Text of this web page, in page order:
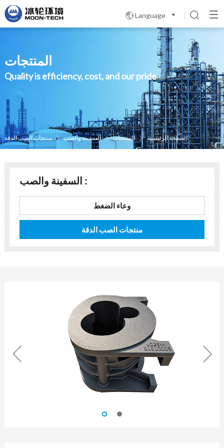
Language 
المنتجات
Quality is efficiency, cost, and our pride
الصفحة الرئيسية  المنتجات  السفینة والصب  منتجات الصب الدقة
السفینة والصب :
وعاء الضغط
منتجات الصب الدقة
 